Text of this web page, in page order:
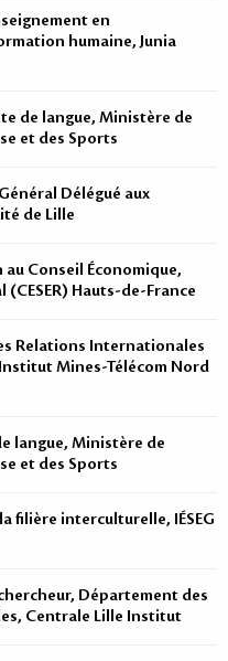
en
humaine, Junia
de langue, Ministère de
et des Sports
Délégué aux
de Lille
au Conseil Économique,
Hauts-de-France
Relations Internationales
Mines-Télécom Nord
langue, Ministère de
et des Sports
filière interculturelle, IÉSEG
Département des
Centrale Lille Institut